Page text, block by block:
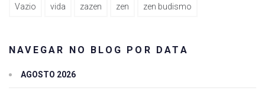
Vazio vida zazen zen zen budismo
NAVEGAR NO BLOG POR DATA
AGOSTO 2026